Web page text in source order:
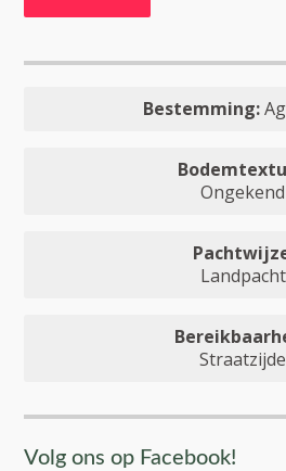
Bestemming:
Ongekend
Landpacht
Straatzijde
Volg ons op Facebook!